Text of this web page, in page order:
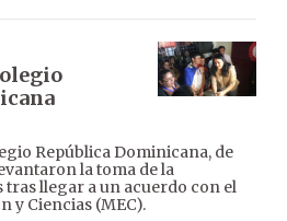
República Dominicana, de
la toma de la
llegar a un acuerdo con el
y Ciencias (MEC).